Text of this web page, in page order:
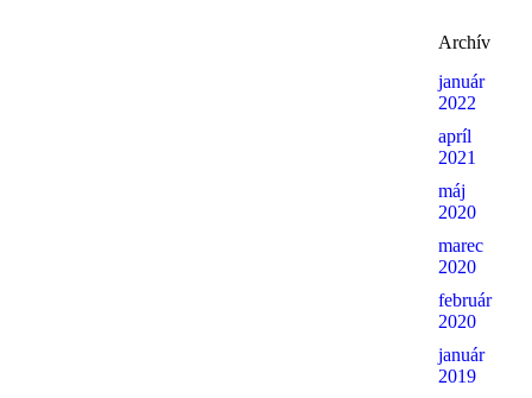
Archív
január
2022
apríl
2021
máj
2020
marec
2020
február
2020
január
2019